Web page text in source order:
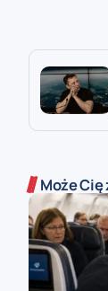
Może